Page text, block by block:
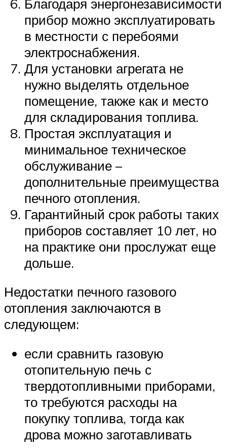
Благодаря энергонезависимости
прибор можно эксплуатировать
в местности с перебоями
электроснабжения.
Для установки агрегата не
нужно выделять отдельное
помещение, также как и место
для складирования топлива.
Простая эксплуатация и
минимальное техническое
обслуживание –
дополнительные преимущества
печного отопления.
Гарантийный срок работы таких
приборов составляет 10 лет, но
на практике они прослужат еще
дольше.
Недостатки печного газового
отопления заключаются в
следующем:
если сравнить газовую
отопительную печь с
твердотопливными приборами,
то требуются расходы на
покупку топлива, тогда как
дрова можно заготавливать